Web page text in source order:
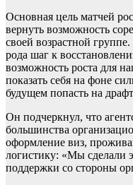
Основная цель матчей
вернуть возможность
своей возрастной
рода шаг к
возможность роста для
показать себя на фоне
будущем попасть на
Он подчеркнул, что
большинства
оформление виз,
логистику: «Мы сделали
поддержки со стороны